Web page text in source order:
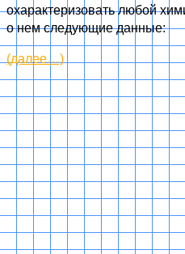
охарактеризовать любой
о нем следующие данные:
(далее…)